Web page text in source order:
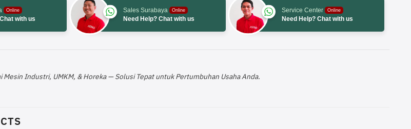
Online
with us
Sales Surabaya Online
Need Help? Chat with us
Service Center Online
Need Help? Chat with us
Industri, UMKM, & Horeka — Solusi Tepat untuk Pertumbuhan Usaha Anda.